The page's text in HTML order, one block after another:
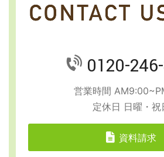
0120-
営業時間
定休日 日曜・祝
資料請求